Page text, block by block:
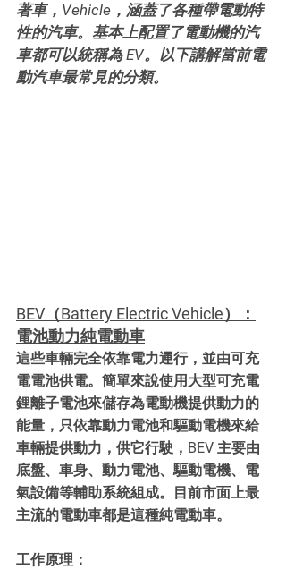
著車，Vehicle，涵蓋了各種帶電動特
性的汽車。基本上配置了電動機的汽
車都可以統稱為 EV。以下講解當前電
動汽車最常見的分類。
BEV（Battery Electric Vehicle）：
電池動力純電動車
這些車輛完全依靠電力運行，並由可充
電電池供電。簡單來說使用大型可充電
鋰離子電池來儲存為電動機提供動力的
能量，只依靠動力電池和驅動電機來給
車輛提供動力，供它行駛，BEV 主要由
底盤、車身、動力電池、驅動電機、電
氣設備等輔助系統組成。目前市面上最
主流的電動車都是這種純電動車。
工作原理：